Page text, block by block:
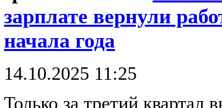
зарплате вернули
начала года
14.10.2025 11:25
Только за третий квартал